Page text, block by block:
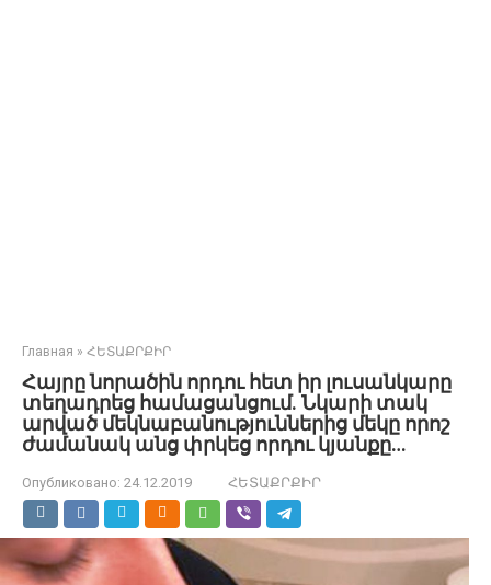
Главная » ՀԵՏԱՔՐՔԻՐ
Հայրը նորածին որդու հետ իր լուսանկարը
տեղադրեց համացանցում. Նկարի տակ
արված մեկնաբանություններից մեկը որոշ
ժամանակ անց փրկեց որդու կյանքը…
Опубликовано: 24.12.2019 ՀԵՏԱՔՐՔԻՐ